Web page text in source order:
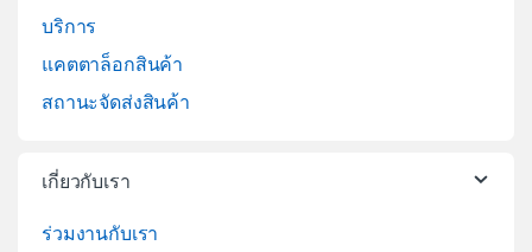
บริการ
แคตตาล็อกสินค้า
สถานะจัดส่งสินค้า
เกี่ยวกับเรา
ร่วมงานกับเรา